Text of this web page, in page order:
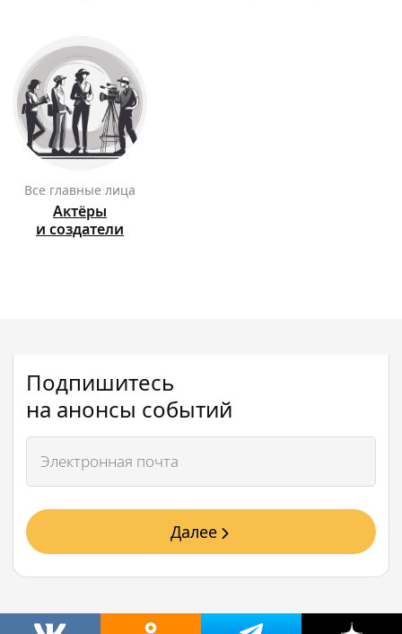
Все главные лица
Актёры
и создатели
Подпишитесь
на анонсы событий
Далее